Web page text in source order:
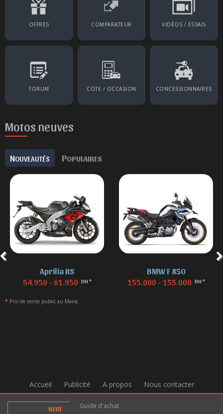
OFFRES COMPARATEUR VIDÉOS / ESSAIS
FORUM COTE / OCCASION CONCESSIONNAIRES
Motos neuves
NOUVEAUTÉS POPULAIRES
Aprilia RS
54.950 - 61.950 DH *
BMW F 850
155.000 - 155.000 DH *
* Prix de vente public au Maroc
Accueil Publicité A propos Nous contacter
NEUF
Guide d'achat